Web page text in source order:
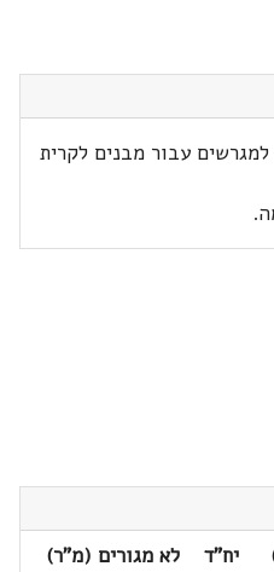
עבור מבנים לקרית
יח"ד
לא מגורים (מ"ר)